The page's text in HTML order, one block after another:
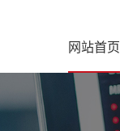
网站首页